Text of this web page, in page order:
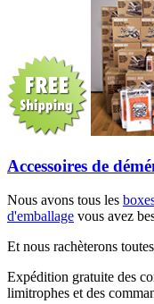
Accessoires de
Nous avons tous les
d'emballage vous avez
Et nous rachèterons
Expédition gratuite des
limitrophes et des